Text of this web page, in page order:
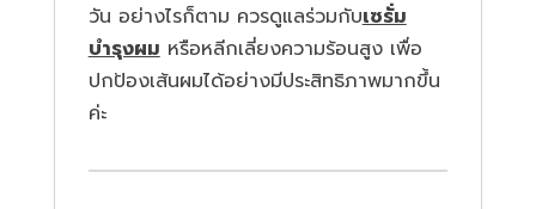
วัน อย่างไรก็ตาม ควรดูแลร่วมกับเซรั่ม
บำรุงผม หรือหลีกเลี่ยงความร้อนสูง เพื่อ
ปกป้องเส้นผมได้อย่างมีประสิทธิภาพมากขึ้น
ค่ะ